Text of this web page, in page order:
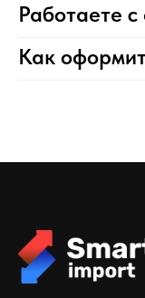
Работаете
Как